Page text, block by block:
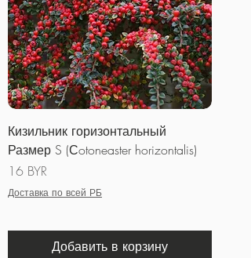
Кизильник горизонтальный
Размер S (Сotoneaster horizontalis)
Цена
16 BYR
Доставка по всей РБ
Добавить в корзину